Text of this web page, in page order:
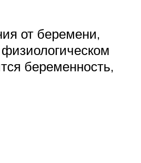
от беремени,
беременность,